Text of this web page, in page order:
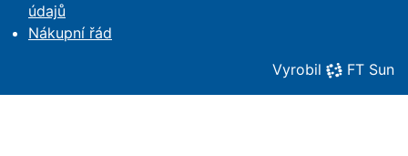
údajů
Nákupní řád
Vyrobil FT Sun